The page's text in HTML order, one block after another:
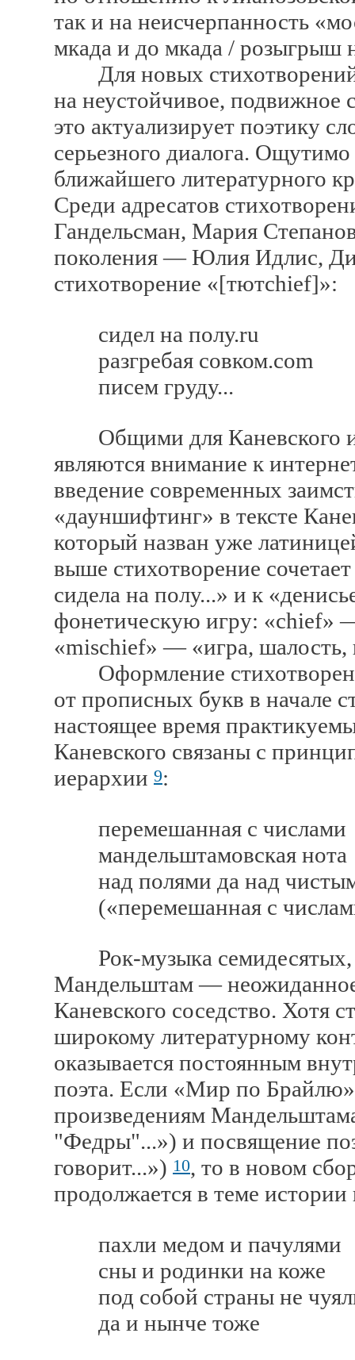
так и на неисчерпанность
мкада и до мкада / розыгрыш
Для новых стихотворений
на неустойчивое, подвижное
это актуализирует поэтику
серьезного диалога.
ближайшего литературного
Среди адресатов
Гандельсман, Мария
поколения — Юлия Идлис,
стихотворение «[тютсhief]»:
сидел на полу.ru
разгребая совком.com
писем груду...
Общими для Каневского и
являются внимание к
введение современных
«дауншифтинг» в тексте
который назван уже
выше стихотворение
сидела на полу...» и к
фонетическую игру: «chief»
«mischief» — «игра, шалость,
Оформление
от прописных букв в начале
настоящее время
Каневского связаны с
иерархии 9:
перемешанная с числами
мандельштамовская нота
над полями да над
(«перемешанная с
Рок-музыка семидесятых,
Мандельштам —
Каневского соседство. Хотя
широкому литературному
оказывается постоянным
поэта. Если «Мир по
произведениям
"Федры"...») и посвящение
говорит...») 10, то в новом
продолжается в теме истории
пахли медом и пачулями
сны и родинки на коже
под собой страны не
да и нынче тоже